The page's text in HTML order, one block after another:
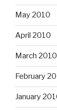
May 2010
April 2010
March 2010
February
January